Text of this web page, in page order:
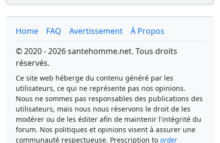
Home FAQ Avertissement
À Propos
© 2020 - 2026 santehomme.net. Tous droits
réservés.
Ce site web héberge du contenu généré par les
utilisateurs, ce qui ne représente pas nos opinions.
Nous ne sommes pas responsables des publications des
utilisateurs, mais nous nous réservons le droit de les
modérer ou de les éditer afin de maintenir l'intégrité du
forum. Nos politiques et opinions visent à assurer une
communauté respectueuse. Prescription to order